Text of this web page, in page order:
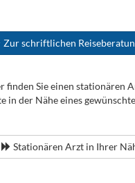
Zur schriftlichen
finden Sie einen stationären
in der Nähe eines
Stationären Arzt in Ihrer